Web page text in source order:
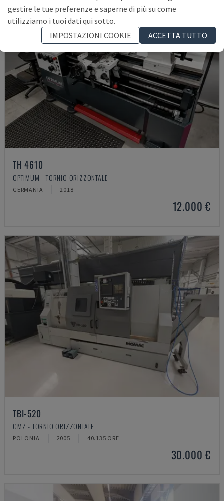
TH 4610
OPTIMUM - TORNIO ORIZZONTALE
GERMANIA 2018
12.000 €
TBI-520
CMZ - TORNIO ORIZZONTALE
POLONIA 2005 40.135 ORE
30.000 €
gestire le tue preferenze e saperne di più su come
utilizziamo i tuoi dati qui sotto.
IMPOSTAZIONI COOKIE
ACCETTA TUTTO